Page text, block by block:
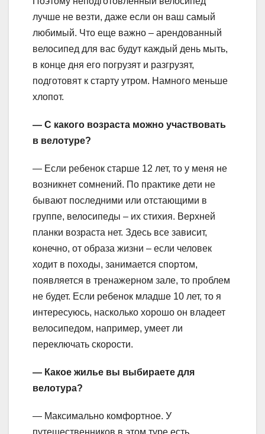
лучше не везти, даже если он ваш самый
любимый. Что еще важно – арендованный
велосипед для вас будут каждый день мыть,
в конце дня его погрузят и разгрузят,
подготовят к старту утром. Намного меньше
хлопот.
— С какого возраста можно участвовать
в велотуре?
— Если ребенок старше 12 лет, то у меня не
возникнет сомнений. По практике дети не
бывают последними или отстающими в
группе, велосипеды – их стихия. Верхней
планки возраста нет. Здесь все зависит,
конечно, от образа жизни – если человек
ходит в походы, занимается спортом,
появляется в тренажерном зале, то проблем
не будет. Если ребенок младше 10 лет, то я
интересуюсь, насколько хорошо он владеет
велосипедом, например, умеет ли
переключать скорости.
— Какое жилье вы выбираете для
велотура?
— Максимально комфортное. У
путешественников в этом туре есть